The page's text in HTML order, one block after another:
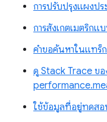
การปรับปรุงแผงป
การสังเกตเมตริกแ
คำขอค้นหาในแทร็ก
ดู Stack Trace ข
ใช้ข้อมูลที่อยู่ทดส